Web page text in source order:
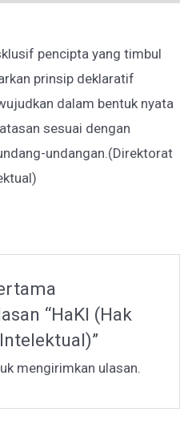
pencipta yang timbul
prinsip deklaratif
dalam bentuk nyata
sesuai dengan
undangan.(Direktorat
“HaKI (Hak
mengirimkan ulasan.